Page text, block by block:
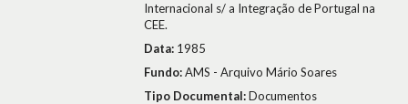
Internacional s/ a Integração de Portugal na
CEE.
Data: 1985
Fundo:AMS - Arquivo Mário Soares
Tipo Documental:Documentos